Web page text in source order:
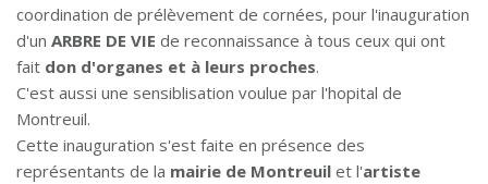
coordination de prélèvement de cornées, pour l'inauguration
d'un ARBRE DE VIE de reconnaissance à tous ceux qui ont
fait don d'organes et à leurs proches.
C'est aussi une sensiblisation voulue par l'hopital de
Montreuil.
Cette inauguration s'est faite en présence des
représentants de la mairie de Montreuil et l'artiste